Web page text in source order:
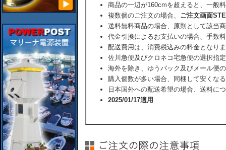
商品の一辺が160cmを超えると、一般
複数個のご注文の場合、 ご注文画面
送料無料商品の場合、原則として該当
代金引換によるお支払いの場合、手数
配送費用は、消費税込みの料金となり
佐川急便及びクロネコ宅急便の選択指
海外を除き、ゆうパック及びメール便
購入個数が多い場合、同梱して安くな
日本国外への配送希望の場合、送料に
2025/01/17適用